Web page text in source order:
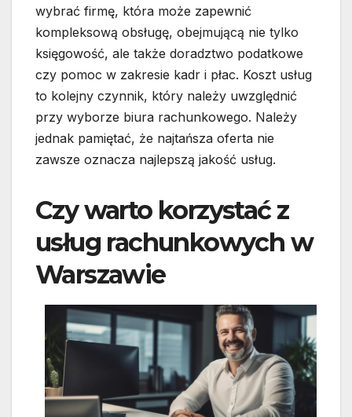
wybrać firmę, która może zapewnić
kompleksową obsługę, obejmującą nie tylko
księgowość, ale także doradztwo podatkowe
czy pomoc w zakresie kadr i płac. Koszt usług
to kolejny czynnik, który należy uwzględnić
przy wyborze biura rachunkowego. Należy
jednak pamiętać, że najtańsza oferta nie
zawsze oznacza najlepszą jakość usług.
Czy warto korzystać z
usług rachunkowych w
Warszawie